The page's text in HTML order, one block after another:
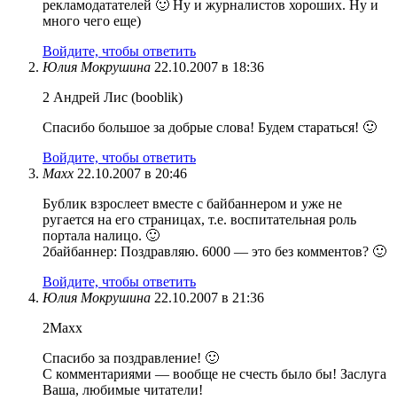
рекламодатателей 🙂 Ну и журналистов хороших. Ну и
много чего еще)
Войдите, чтобы ответить
Юлия Мокрушина 22.10.2007 в 18:36
2 Андрей Лис (booblik)
Спасибо большое за добрые слова! Будем стараться! 🙂
Войдите, чтобы ответить
Maxx 22.10.2007 в 20:46
Бублик взрослеет вместе с байбаннером и уже не
ругается на его страницах, т.е. воспитательная роль
портала налицо. 🙂
2байбаннер: Поздравляю. 6000 — это без комментов? 🙂
Войдите, чтобы ответить
Юлия Мокрушина 22.10.2007 в 21:36
2Maxx
Спасибо за поздравление! 🙂
С комментариями — вообще не счесть было бы! Заслуга
Ваша, любимые читатели!